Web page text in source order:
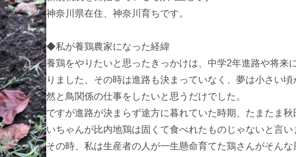
神奈川県在住、神奈川育ちです。
◆私が養鶏農家になった経緯
養鶏をやりたいと思ったきっかけは、中学2年進路や将来
りました、その時は進路も決まっていなく、夢は小さい
然と鳥関係の仕事をしたいと思うだけでした。
ですが進路が決まらず途方に暮れていた時期、たまたま
いちゃんが比内地鶏は固くて食べれたものじゃないと言い
その時、私は生産者の人が一生懸命育てた鶏さんがそん